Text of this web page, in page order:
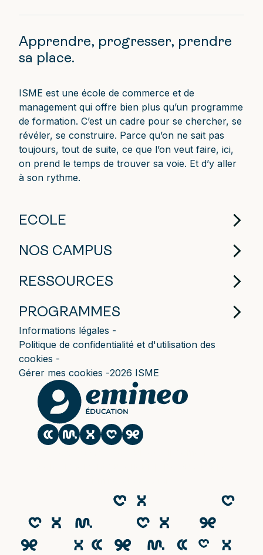
Apprendre, progresser, prendre
sa place.
ISME est une école de commerce et de
management qui offre bien plus qu’un programme
de formation. C’est un cadre pour se chercher, se
révéler, se construire. Parce qu’on ne sait pas
toujours, tout de suite, ce que l’on veut faire, ici,
on prend le temps de trouver sa voie. Et d’y aller
à son rythme.
ECOLE
NOS CAMPUS
RESSOURCES
PROGRAMMES
Informations légales
Politique de confidentialité et d'utilisation des
cookies
Gérer mes cookies
2026 ISME